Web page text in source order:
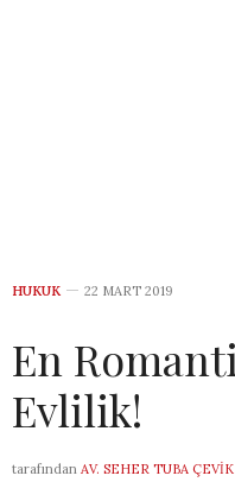
HUKUK 22 MART 2019
En
Evlilik!
tarafından AV. SEHER TUBA ÇEVIK